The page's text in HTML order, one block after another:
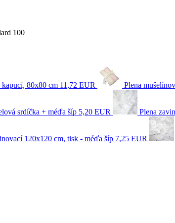
100
kapucí, 80x80 cm 11,72 EUR Plena
srdíčka + méďa šíp 5,20 EUR Plena
120x120 cm, tisk - méďa šíp 7,25 EUR